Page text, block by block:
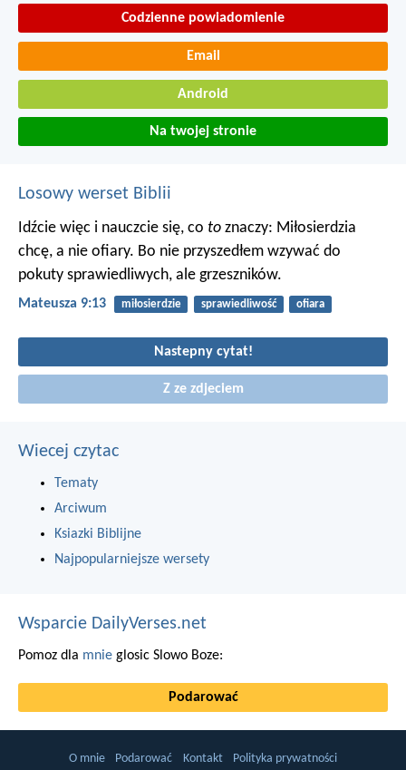
Codzienne powiadomienie
Email
Android
Na twojej stronie
Losowy werset Biblii
Idźcie więc i nauczcie się, co to znaczy: Miłosierdzia
chcę, a nie ofiary. Bo nie przyszedłem wzywać do
pokuty sprawiedliwych, ale grzeszników.
Mateusza 9:13 miłosierdzie sprawiedliwość ofiara
Nastepny cytat!
Z ze zdjeciem
Wiecej czytac
Tematy
Arciwum
Ksiazki Biblijne
Najpopularniejsze wersety
Wsparcie DailyVerses.net
Pomoz dla mnie glosic Slowo Boze:
Podarować
O mnie Podarować Kontakt Polityka prywatności